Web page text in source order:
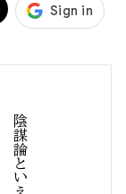
★★★★★
この投稿は非常に強
ないものであり、根
いないため、事実無
このような主張は、
対する評価を歪め、
性が高いため、陰謀